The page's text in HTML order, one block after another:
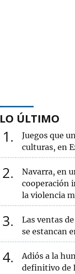
LO ÚLTIMO
1
Juegos que
culturas, en
2
Navarra, en
cooperación
la violencia
3
Las ventas
se estancan
4
Adiós a la
definitivo de